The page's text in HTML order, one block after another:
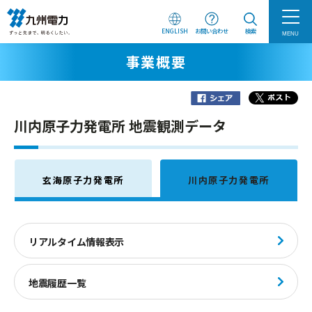
ENGLISH お問い合わせ 検索 MENU
事業概要
川内原子力発電所 地震観測データ
玄海原子力発電所 川内原子力発電所
リアルタイム情報表示
地震履歴一覧